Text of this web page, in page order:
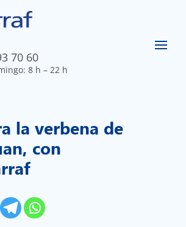
70 60
8 h – 22 h
la verbena de
con